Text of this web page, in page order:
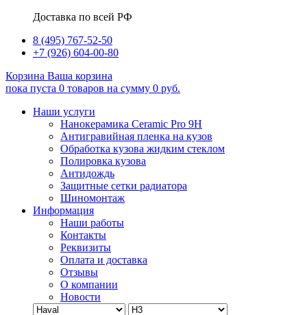
Доставка по всей РФ
8 (495) 767-52-50
+7 (926) 604-00-80
Корзина Ваша корзина
пока пуста 0 товаров на сумму 0 руб.
Наши услуги
Нанокерамика Ceramic Pro 9H
Антигравийная пленка на кузов
Обработка кузова жидким стеклом
Полировка кузова
Антидождь
Защитные сетки радиатора
Шиномонтаж
Информация
Наши работы
Контакты
Реквизиты
Оплата и доставка
Отзывы
О компании
Новости